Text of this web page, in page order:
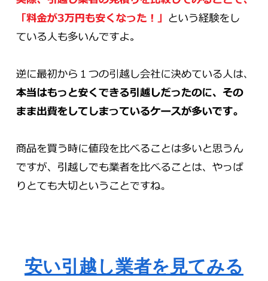
安い引越し業者を見てみる